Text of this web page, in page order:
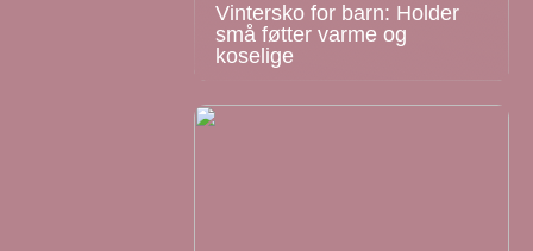
Vintersko for barn: Holder
små føtter varme og
koselige